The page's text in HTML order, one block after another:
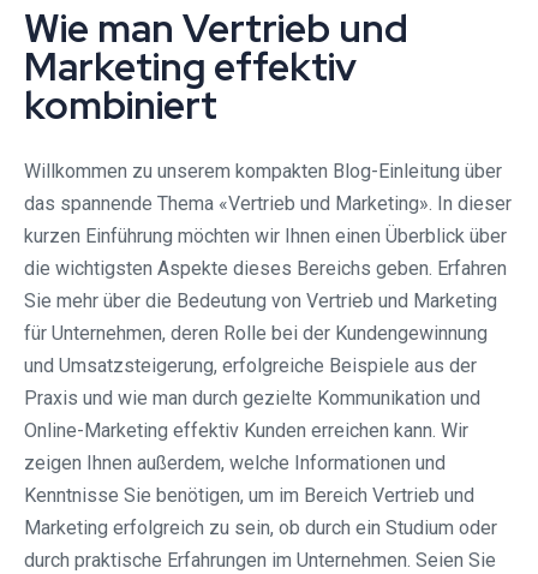
Wie man Vertrieb und
Marketing effektiv
kombiniert
Willkommen zu unserem kompakten Blog-Einleitung über
das spannende Thema «Vertrieb und Marketing». In dieser
kurzen Einführung möchten wir Ihnen einen Überblick über
die wichtigsten Aspekte dieses Bereichs geben. Erfahren
Sie mehr über die Bedeutung von Vertrieb und Marketing
für Unternehmen, deren Rolle bei der Kundengewinnung
und Umsatzsteigerung, erfolgreiche Beispiele aus der
Praxis und wie man durch gezielte Kommunikation und
Online-Marketing effektiv Kunden erreichen kann. Wir
zeigen Ihnen außerdem, welche Informationen und
Kenntnisse Sie benötigen, um im Bereich Vertrieb und
Marketing erfolgreich zu sein, ob durch ein Studium oder
durch praktische Erfahrungen im Unternehmen. Seien Sie